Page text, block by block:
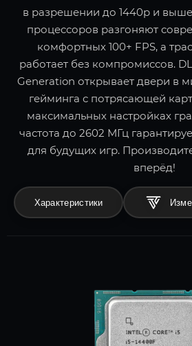
в разрешении до 1440p и
процессоров разгоняют
комфортных 100+ FPS, а
работает без компромиссов.
Generation открывает двери в
гейминга с потрясающей
максимальных настройках
частота до 2602 МГц
для будущих игр.
вперёд!
Характеристики